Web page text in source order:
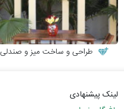
طراحی و ساخت میز و صندلی چوبی
لینک پیشنهادی